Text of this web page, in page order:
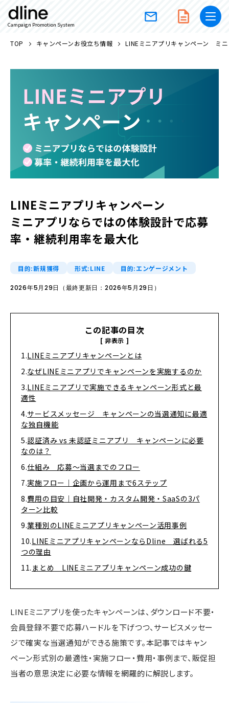
Campaign Promotion System
TOP キャンペーンお役立ち情報 LINEミニアプリキャンペーン ミ
LINEミニアプリキャンペーン
ミニアプリならではの体験設計で応募
率・継続利用率を最大化
目的:新規獲得 形式:LINE 目的:エンゲージメント
2026年5月29日（最終更新日：2026年5月29日）
この記事の目次
LINEミニアプリキャンペーンとは
なぜLINEミニアプリでキャンペーンを実施するのか
LINEミニアプリで実施できるキャンペーン形式と最
適性
サービスメッセージ キャンペーンの当選通知に最適
な独自機能
認証済み vs 未認証ミニアプリ キャンペーンに必要
なのは？
仕組み 応募〜当選までのフロー
実施フロー｜企画から運用まで6ステップ
費用の目安｜自社開発・カスタム開発・SaaSの3パ
ターン比較
業種別のLINEミニアプリキャンペーン活用事例
LINEミニアプリキャンペーンならDline 選ばれる5
つの理由
まとめ LINEミニアプリキャンペーン成功の鍵
LINEミニアプリを使ったキャンペーンは、ダウンロード不要・
会員登録不要で応募ハードルを下げつつ、サービスメッセー
ジで確実な当選通知ができる施策です。本記事ではキャン
ペーン形式別の最適性・実施フロー・費用・事例まで、販促担
当者の意思決定に必要な情報を網羅的に解説します。